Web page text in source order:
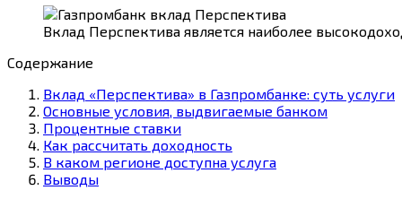
Вклад Перспектива является наиболее
Содержание
Вклад «Перспектива» в Газпромбанке: суть услуги
Основные условия, выдвигаемые банком
Процентные ставки
Как рассчитать доходность
В каком регионе доступна услуга
Выводы